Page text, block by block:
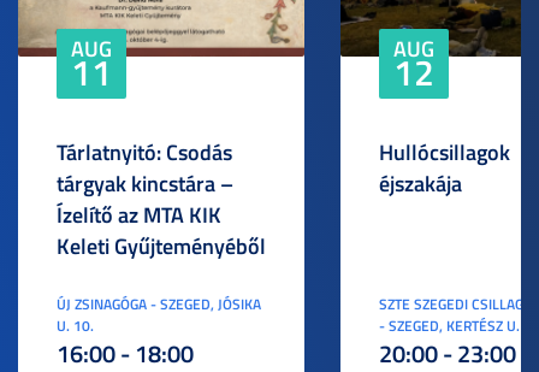
AUG
11
Tárlatnyitó: Csodás
tárgyak kincstára –
Ízelítő az MTA KIK
Keleti Gyűjteményéből
ÚJ ZSINAGÓGA - SZEGED, JÓSIKA
U. 10.
16:00 - 18:00
AUG
12
Hullócsillagok
éjszakája
SZTE SZEGEDI
- SZEGED, KERTÉSZ U. 3.
20:00 - 23:00